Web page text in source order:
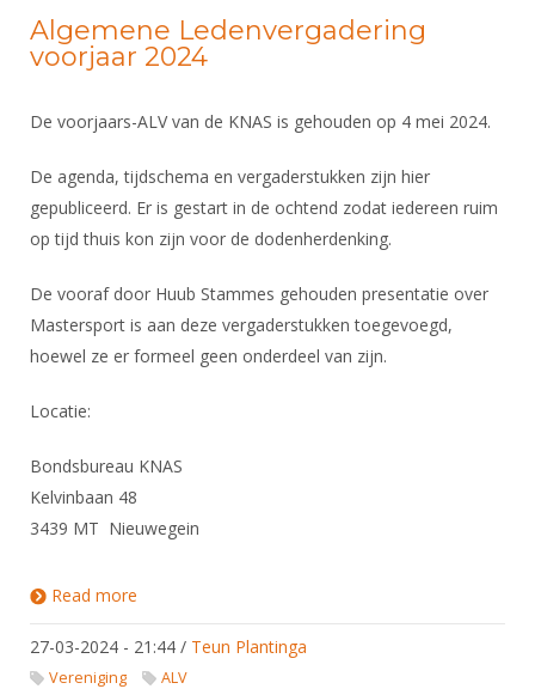
Algemene Ledenvergadering
voorjaar 2024
De voorjaars-ALV van de KNAS is gehouden op 4 mei 2024.
De agenda, tijdschema en vergaderstukken zijn hier
gepubliceerd. Er is gestart in de ochtend zodat iedereen ruim
op tijd thuis kon zijn voor de dodenherdenking.
De vooraf door Huub Stammes gehouden presentatie over
Mastersport is aan deze vergaderstukken toegevoegd,
hoewel ze er formeel geen onderdeel van zijn.
Locatie:
Bondsbureau KNAS
Kelvinbaan 48
3439 MT Nieuwegein
Read more
27-03-2024 - 21:44 / Teun Plantinga
Vereniging ALV